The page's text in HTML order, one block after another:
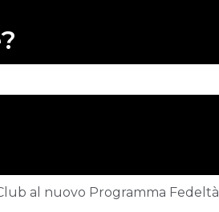
al nuovo Programma Fedeltà